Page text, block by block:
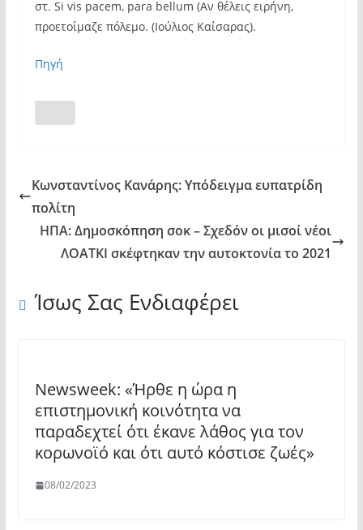
στ. Si vis pacem, para bellum (Αν θέλεις ειρήνη,
προετοίμαζε πόλεμο. (Ιούλιος Καίσαρας).
Πηγή
Κωνσταντίνος Κανάρης: Υπόδειγμα ευπατρίδη
πολίτη
ΗΠΑ: Δημοσκόπηση σοκ – Σχεδόν οι μισοί νέοι
ΛΟΑΤΚΙ σκέφτηκαν την αυτοκτονία το 2021
Ίσως Σας Ενδιαφέρει
Newsweek: «Ήρθε η ώρα η
επιστημονική κοινότητα να
παραδεχτεί ότι έκανε λάθος για τον
κορωνοϊό και ότι αυτό κόστισε ζωές»
08/02/2023